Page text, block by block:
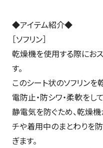
◆アイテム紹介◆
［ソフリン］
乾燥機を使用する際におス
す。
このシート状のソフリン
電防止・防シワ・柔軟をし
静電気を防ぐため、乾燥
チや着用中のまとわりを
ぎます。